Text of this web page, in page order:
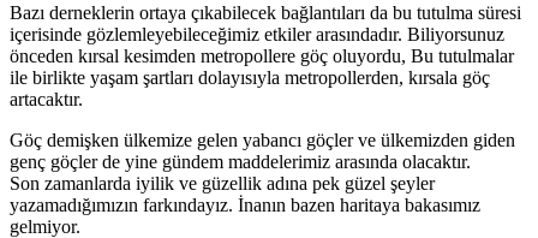
Bazı derneklerin ortaya çıkabilecek bağlantıları da bu tutulma süresi
içerisinde gözlemleyebileceğimiz etkiler arasındadır. Biliyorsunuz
önceden kırsal kesimden metropollere göç oluyordu, Bu tutulmalar
ile birlikte yaşam şartları dolayısıyla metropollerden, kırsala göç
artacaktır.
Göç demişken ülkemize gelen yabancı göçler ve ülkemizden giden
genç göçler de yine gündem maddelerimiz arasında olacaktır.
Son zamanlarda iyilik ve güzellik adına pek güzel şeyler
yazamadığımızın farkındayız. İnanın bazen haritaya bakasımız
gelmiyor.